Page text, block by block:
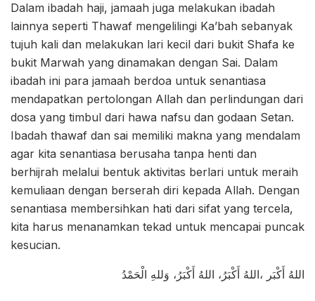
Dalam ibadah haji, jamaah juga melakukan ibadah
lainnya seperti Thawaf mengelilingi Ka’bah sebanyak
tujuh kali dan melakukan lari kecil dari bukit Shafa ke
bukit Marwah yang dinamakan dengan Sai. Dalam
ibadah ini para jamaah berdoa untuk senantiasa
mendapatkan pertolongan Allah dan perlindungan dari
dosa yang timbul dari hawa nafsu dan godaan Setan.
Ibadah thawaf dan sai memiliki makna yang mendalam
agar kita senantiasa berusaha tanpa henti dan
berhijrah melalui bentuk aktivitas berlari untuk meraih
kemuliaan dengan berserah diri kepada Allah. Dengan
senantiasa membersihkan hati dari sifat yang tercela,
kita harus menanamkan tekad untuk mencapai puncak
kesucian.
اللهُ أَكْبَر ،اللهُ أَكْبَرُ، اللهُ أَكْبَرُ، وَللهِ الْحَمْدُ